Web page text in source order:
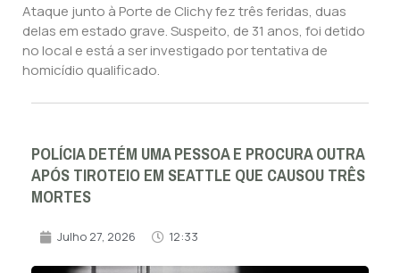
Ataque junto à Porte de Clichy fez três feridas, duas
delas em estado grave. Suspeito, de 31 anos, foi detido
no local e está a ser investigado por tentativa de
homicídio qualificado.
POLÍCIA DETÉM UMA PESSOA E PROCURA OUTRA
APÓS TIROTEIO EM SEATTLE QUE CAUSOU TRÊS
MORTES
Julho 27, 2026 12:33